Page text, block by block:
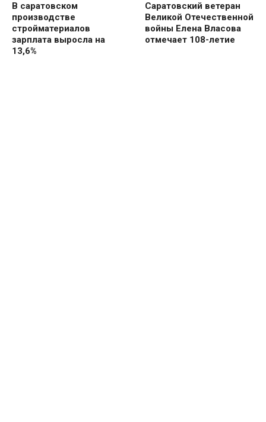
В саратовском
производстве
стройматериалов
зарплата выросла на
13,6%
Саратовский ветеран
Великой Отечественной
войны Елена Власова
отмечает 108-летие